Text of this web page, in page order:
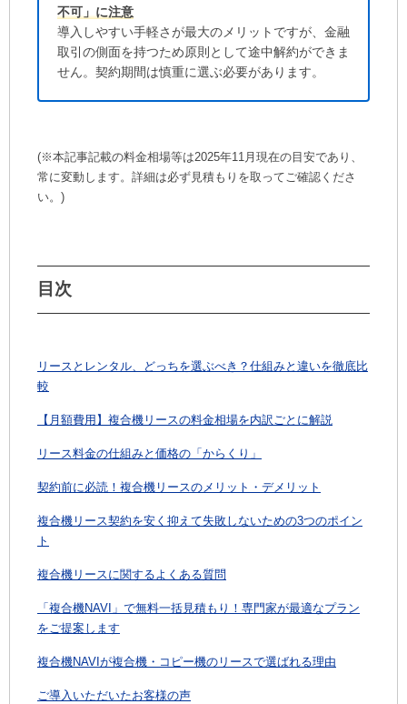
不可」に注意
導入しやすい手軽さが最大のメリットですが、金融
取引の側面を持つため原則として途中解約ができま
せん。契約期間は慎重に選ぶ必要があります。
(※本記事記載の料金相場等は2025年11月現在の目安であり、
常に変動します。詳細は必ず見積もりを取ってご確認くださ
い。)
目次
リースとレンタル、どっちを選ぶべき？仕組みと違いを徹底比
較
【月額費用】複合機リースの料金相場を内訳ごとに解説
リース料金の仕組みと価格の「からくり」
契約前に必読！複合機リースのメリット・デメリット
複合機リース契約を安く抑えて失敗しないための3つのポイン
ト
複合機リースに関するよくある質問
「複合機NAVI」で無料一括見積もり！専門家が最適なプラン
をご提案します
複合機NAVIが複合機・コピー機のリースで選ばれる理由
ご導入いただいたお客様の声